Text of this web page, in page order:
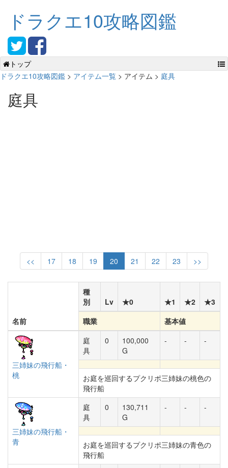
ドラクエ10攻略図鑑
トップ
ドラクエ10攻略図鑑 > アイテム一覧 > アイテム > 庭具
庭具
<< 17 18 19 20 21 22 23 >>
名前
種
別
Lv ★0 ★1 ★2
★3
職業
基本値
三姉妹の飛行船・
桃
庭
具
0
100,000
G
- - -
お庭を巡回するプクリポ三姉妹の桃色の
飛行船
三姉妹の飛行船・
青
庭
具
0
130,711
G
- - -
お庭を巡回するプクリポ三姉妹の青色の
飛行船